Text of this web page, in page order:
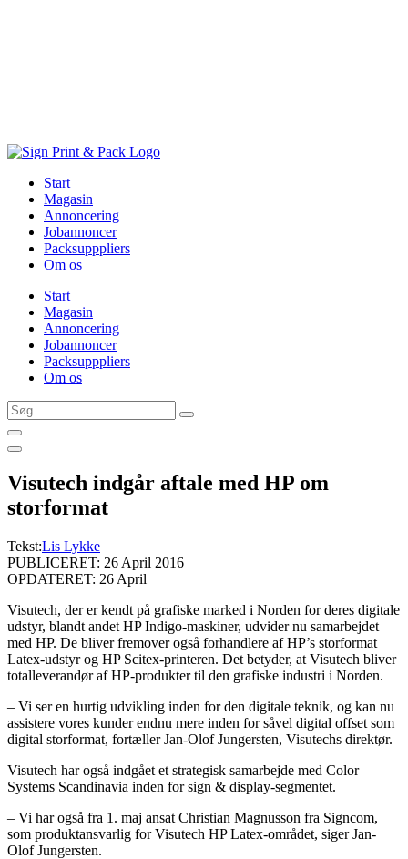
Start
Magasin
Annoncering
Jobannoncer
Packsupppliers
Om os
Start
Magasin
Annoncering
Jobannoncer
Packsupppliers
Om os
Søg
…
Visutech indgår aftale med HP om
storformat
Tekst:Lis Lykke
PUBLICERET: 26 April 2016
OPDATERET: 26 April
Visutech, der er kendt på grafiske marked i Norden for deres digitale
udstyr, blandt andet HP Indigo-maskiner, udvider nu samarbejdet
med HP. De bliver fremover også forhandlere af HP’s storformat
Latex-udstyr og HP Scitex-printeren. Det betyder, at Visutech bliver
totalleverandør af HP-produkter til den grafiske industri i Norden.
– Vi ser en hurtig udvikling inden for den digitale teknik, og kan nu
assistere vores kunder endnu mere inden for såvel digital offset som
digital storformat, fortæller Jan-Olof Jungersten, Visutechs direktør.
Visutech har også indgået et strategisk samarbejde med Color
Systems Scandinavia inden for sign & display-segmentet.
– Vi har også fra 1. maj ansat Christian Magnusson fra Signcom,
som produktansvarlig for Visutech HP Latex-området, siger Jan-
Olof Jungersten.